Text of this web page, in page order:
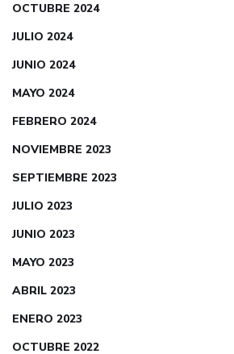
OCTUBRE 2024
JULIO 2024
JUNIO 2024
MAYO 2024
FEBRERO 2024
NOVIEMBRE 2023
SEPTIEMBRE 2023
JULIO 2023
JUNIO 2023
MAYO 2023
ABRIL 2023
ENERO 2023
OCTUBRE 2022